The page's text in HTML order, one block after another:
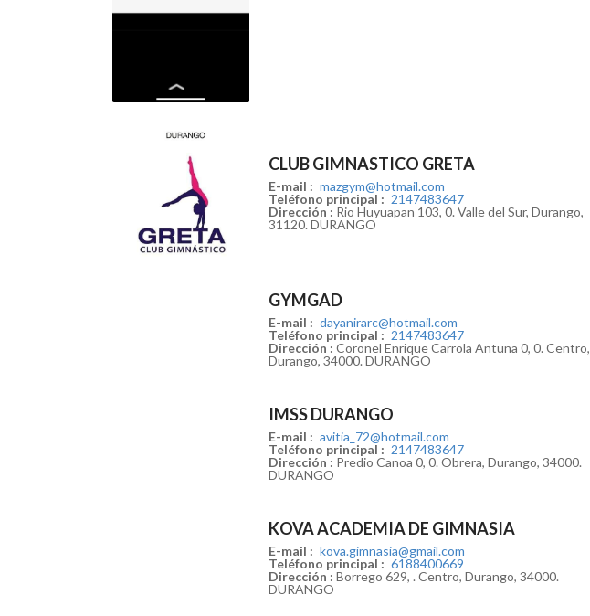
CLUB GIMNASTICO GRETA
E-mail : mazgym@hotmail.com
Teléfono principal : 2147483647
Dirección : Rio Huyuapan 103, 0. Valle del Sur, Durango,
31120. DURANGO
GYMGAD
E-mail : dayanirarc@hotmail.com
Teléfono principal : 2147483647
Dirección : Coronel Enrique Carrola Antuna 0, 0. Centro,
Durango, 34000. DURANGO
IMSS DURANGO
E-mail : avitia_72@hotmail.com
Teléfono principal : 2147483647
Dirección : Predio Canoa 0, 0. Obrera, Durango, 34000.
DURANGO
KOVA ACADEMIA DE GIMNASIA
E-mail : kova.gimnasia@gmail.com
Teléfono principal : 6188400669
Dirección : Borrego 629, . Centro, Durango, 34000.
DURANGO